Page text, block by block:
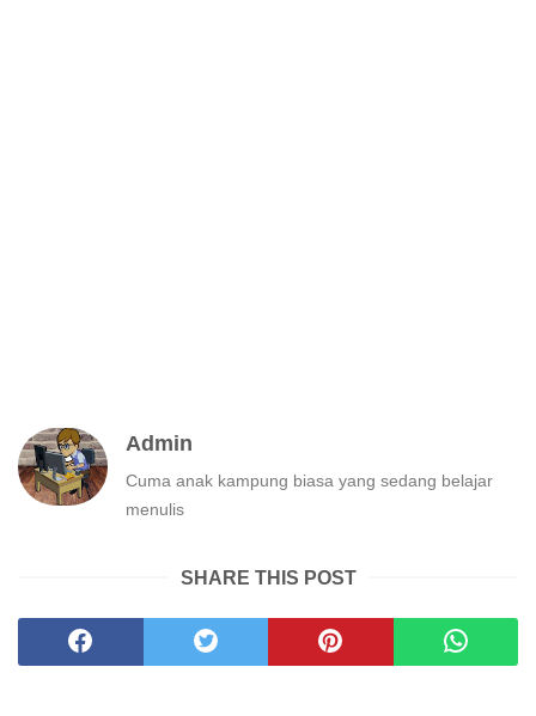
Admin
Cuma anak kampung biasa yang sedang belajar
menulis
SHARE THIS POST